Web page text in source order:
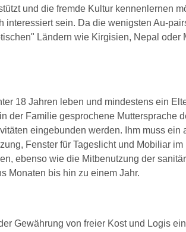
und die fremde Kultur kennenlernen
sein. Da die wenigsten Au-
Ländern wie Kirgisien, Nepal oder
18 Jahren leben und mindestens ein
der Familie gesprochene Muttersprache
eingebunden werden. Ihm muss ein
Fenster für Tageslicht und Mobiliar
ebenso wie die Mitbenutzung der
Monaten bis hin zu einem Jahr.
Gewährung von freier Kost und Logis